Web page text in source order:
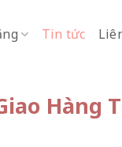
Tin tức
Hàng